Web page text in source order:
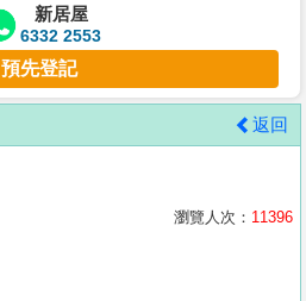
新居屋
6332 2553
預先登記
返回
瀏覽人次： 11396